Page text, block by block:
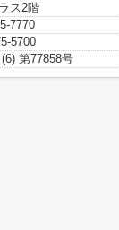
ス2階
7770
5700
第77858号